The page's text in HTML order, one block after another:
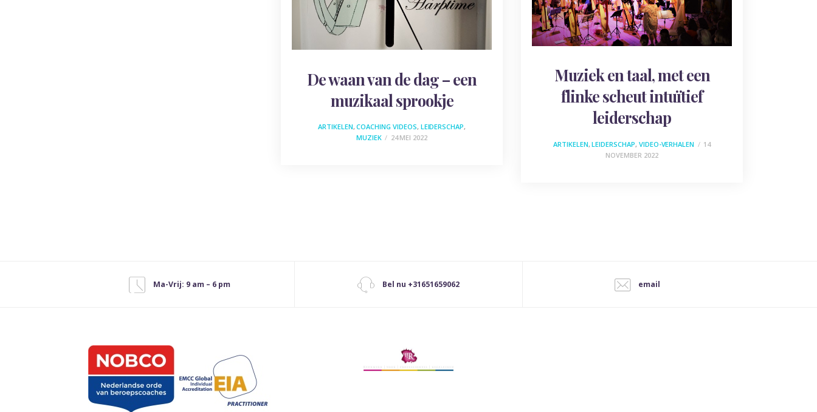
De waan van de dag – een
muzikaal sprookje
ARTIKELEN,COACHING VIDEOS, LEIDERSCHAP,
MUZIEK
24 MEI 2022
Muziek en taal, met een
flinke scheut intuïtief
leiderschap
ARTIKELEN,LEIDERSCHAP, VIDEO-VERHALEN
14
NOVEMBER 2022
Ma-Vrij: 9 am – 6 pm Bel nu +31651659062 email